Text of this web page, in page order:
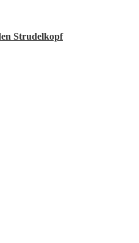
Strudelkopf